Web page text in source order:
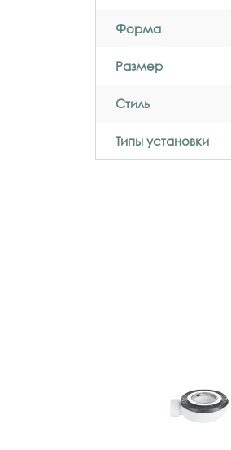
Форма
Размер
Стиль
Типы установки